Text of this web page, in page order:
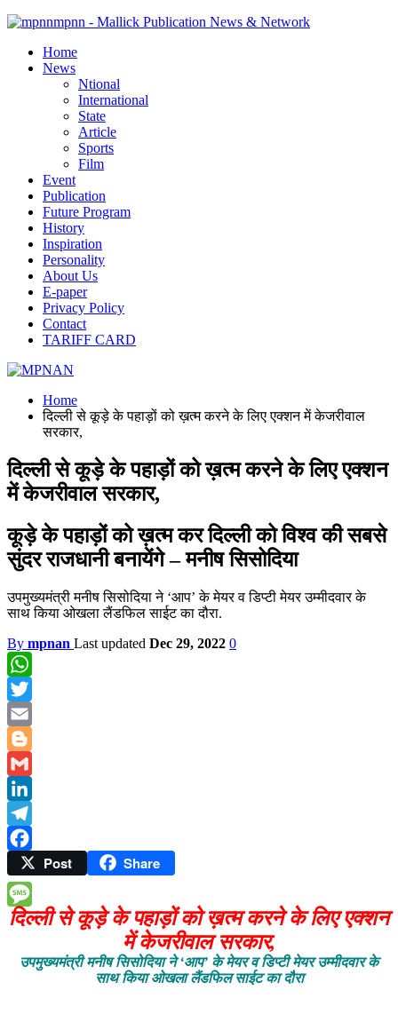
mpnn - Mallick Publication News & Network
Home
News
Ntional
International
State
Article
Sports
Film
Event
Publication
Future Program
History
Inspiration
Personality
About Us
E-paper
Privacy Policy
Contact
TARIFF CARD
Home
दिल्ली से कूड़े के पहाड़ों को ख़त्म करने के लिए एक्शन में केजरीवाल
सरकार,
दिल्ली से कूड़े के पहाड़ों को ख़त्म करने के लिए एक्शन
में केजरीवाल सरकार,
कूड़े के पहाड़ों को ख़त्म कर दिल्ली को विश्व की सबसे
सुंदर राजधानी बनायेंगे – मनीष सिसोदिया
उपमुख्यमंत्री मनीष सिसोदिया ने ‘आप’ के मेयर व डिप्टी मेयर उम्मीदवार के
साथ किया ओखला लैंडफिल साईट का दौरा.
By mpnan Last updated Dec 29, 2022 0
WhatsApp
Twitter
Email
Blogger
Gmail
LinkedIn
Telegram
Facebook
Post Share
Message
दिल्ली से कूड़े के पहाड़ों को ख़त्म करने के लिए एक्शन
में केजरीवाल सरकार,
उपमुख्यमंत्री मनीष सिसोदिया ने ‘आप’ के मेयर व डिप्टी मेयर उम्मीदवार के
साथ किया ओखला लैंडफिल साईट का दौरा